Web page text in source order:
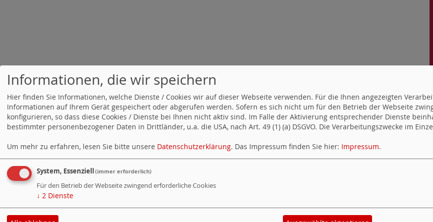
Informationen, die wir speichern
Hier finden Sie Informationen, welche Dienste / Cookies wir auf dieser Webseite verwenden. Für die Ihnen angezeigten
Informationen auf Ihrem Gerät gespeichert oder abgerufen werden. Sofern es sich nicht um für den Betrieb der Webseite
konfigurieren, so dass diese Cookies / Dienste bei Ihnen nicht aktiv sind. Im Falle der Aktivierung entsprechender Dienste
bestimmter personenbezogener Daten in Drittländer, u.a. die USA, nach Art. 49 (1) (a) DSGVO. Die Verarbeitungszwecke im
Um mehr zu erfahren, lesen Sie bitte unsere Datenschutzerklärung. Das Impressum finden Sie hier: Impressum.
System, Essenziell (immer erforderlich)
Für den Betrieb der Webseite zwingend erforderliche Cookies
↓ 2 Dienste